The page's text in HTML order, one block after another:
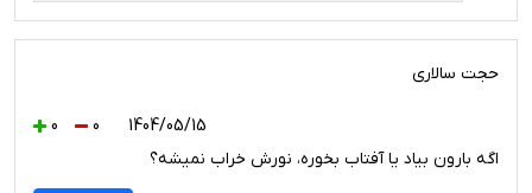
حجت سالاری
1404/05/15
0
0
اگه بارون بیاد یا آفتاب بخوره، نورش خراب نمیشه؟